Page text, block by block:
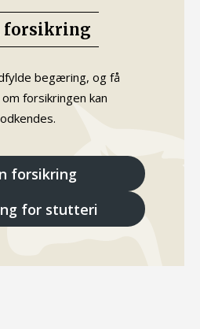
forsikring
begæring, og få
forsikringen kan
forsikring
for stutteri